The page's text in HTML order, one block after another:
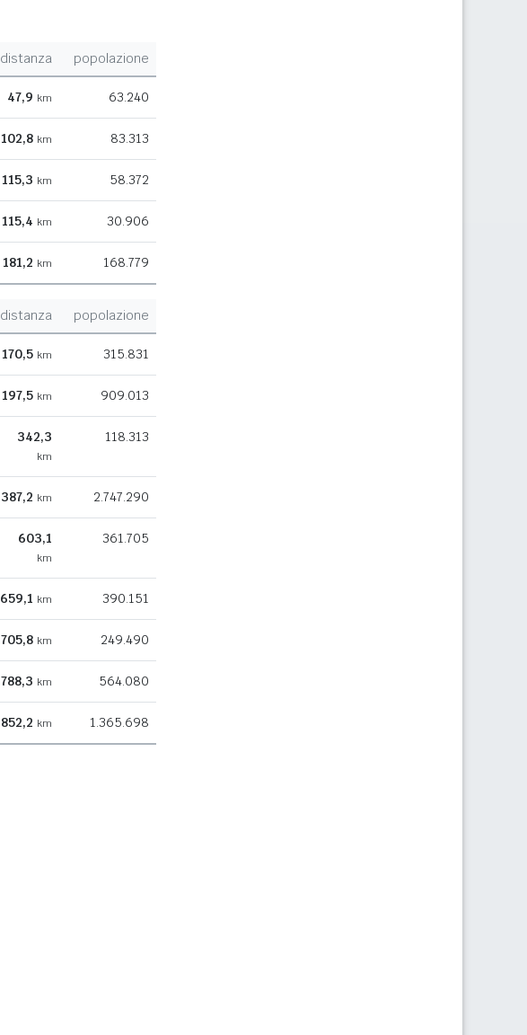
distanza popolazione
47,9 km 63.240
102,8 km 83.313
115,3 km 58.372
115,4 km 30.906
181,2 km 168.779
distanza popolazione
170,5 km 315.831
197,5 km 909.013
342,3
km
118.313
387,2 km 2.747.290
603,1
km
361.705
659,1 km 390.151
705,8 km 249.490
788,3 km 564.080
852,2 km 1.365.698